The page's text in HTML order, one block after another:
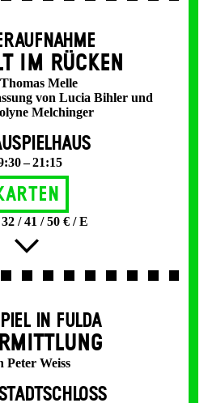
IM RÜCKEN
Melle
von Lucia Bihler und
Melchinger
– 21:15
/ 41 / 50 € / E
IN FULDA
Peter Weiss